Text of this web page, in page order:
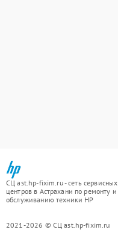
СЦ ast.hp-fixim.ru - сеть сервисных
центров в Астрахани по ремонту и
обслуживанию техники HP
2021-2026 © СЦ ast.hp-fixim.ru